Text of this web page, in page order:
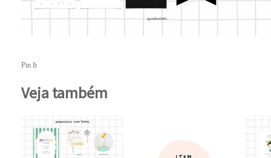
Pin It
Veja também